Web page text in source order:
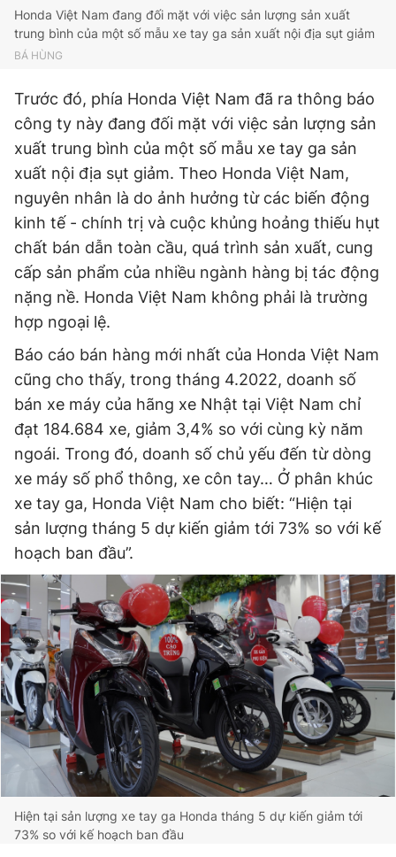
Honda Việt Nam đang đối mặt với việc sản lượng sản xuất
trung bình của một số mẫu xe tay ga sản xuất nội địa sụt giảm
BÁ HÙNG
Trước đó, phía Honda Việt Nam đã ra thông báo
công ty này đang đối mặt với việc sản lượng sản
xuất trung bình của một số mẫu xe tay ga sản
xuất nội địa sụt giảm. Theo Honda Việt Nam,
nguyên nhân là do ảnh hưởng từ các biến động
kinh tế - chính trị và cuộc khủng hoảng thiếu hụt
chất bán dẫn toàn cầu, quá trình sản xuất, cung
cấp sản phẩm của nhiều ngành hàng bị tác động
nặng nề. Honda Việt Nam không phải là trường
hợp ngoại lệ.
Báo cáo bán hàng mới nhất của Honda Việt Nam
cũng cho thấy, trong tháng 4.2022, doanh số
bán xe máy của hãng xe Nhật tại Việt Nam chỉ
đạt 184.684 xe, giảm 3,4% so với cùng kỳ năm
ngoái. Trong đó, doanh số chủ yếu đến từ dòng
xe máy số phổ thông, xe côn tay… Ở phân khúc
xe tay ga, Honda Việt Nam cho biết: “Hiện tại
sản lượng tháng 5 dự kiến giảm tới 73% so với kế
hoạch ban đầu”.
Hiện tại sản lượng xe tay ga Honda tháng 5 dự kiến giảm tới
73% so với kế hoạch ban đầu